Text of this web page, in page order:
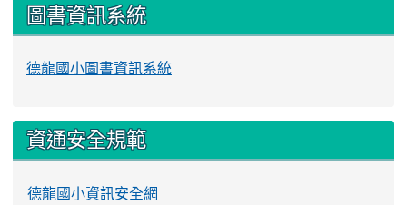
圖書資訊系統
德龍國小圖書資訊系統
資通安全規範
德龍國小資訊安全網